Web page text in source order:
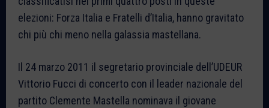
elezioni: Forza Italia e Fratelli d’Italia, hanno gravitato
chi più chi meno nella galassia mastellana.
Il 24 marzo 2011 il segretario provinciale dell’UDEUR
Vittorio Fucci di concerto con il leader nazionale del
partito Clemente Mastella nominava il giovane